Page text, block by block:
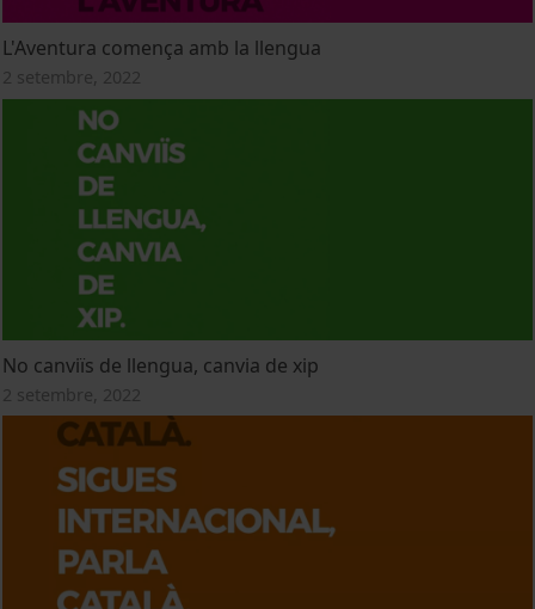
L'Aventura comença amb la llengua
2 setembre, 2022
No canviïs de llengua, canvia de xip
2 setembre, 2022